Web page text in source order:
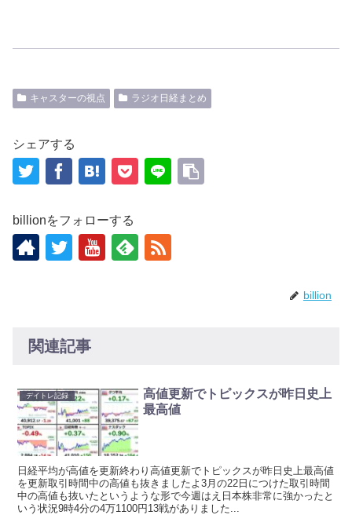
キャスターの視点 ラジオ日経まとめ
シェアする
billionをフォローする
billion
関連記事
デイトレ記録
高値更新でトピックスが昨日史上
最高値
日経平均が高値を更新終わり高値更新でトピックスが昨日史上最高値
を更新取引時間中の高値も抜きましたよ3月の22日につけた取引時間
中の高値も抜いたというような形で今週はえ日本株非常に強かったと
いう状況9時4分の4万1100円13戦がありました...